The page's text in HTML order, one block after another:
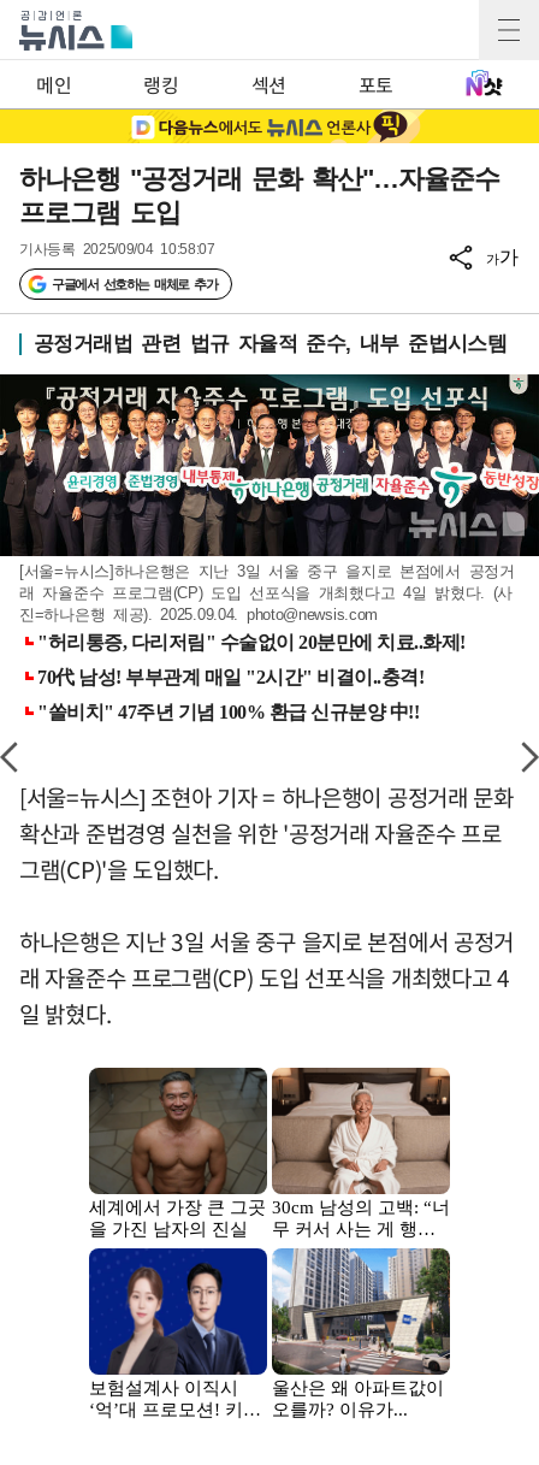
메인 랭킹 섹션 포토
하나은행 "공정거래 문화 확산"…자율준수
프로그램 도입
기사등록 2025/09/04 10:58:07
구글에서 선호하는 매체로 추가
가가
공정거래법 관련 법규 자율적 준수, 내부 준법시스템
[서울=뉴시스]하나은행은 지난 3일 서울 중구 을지로 본점에서 공정거
래 자율준수 프로그램(CP) 도입 선포식을 개최했다고 4일 밝혔다. (사
진=하나은행 제공). 2025.09.04. photo@newsis.com
[서울=뉴시스] 조현아 기자 = 하나은행이 공정거래 문화
확산과 준법경영 실천을 위한 '공정거래 자율준수 프로
그램(CP)'을 도입했다.
하나은행은 지난 3일 서울 중구 을지로 본점에서 공정거
래 자율준수 프로그램(CP) 도입 선포식을 개최했다고 4
일 밝혔다.